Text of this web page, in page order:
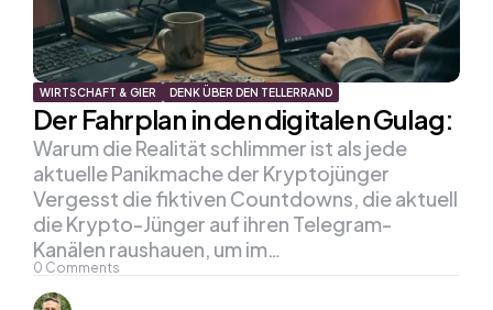
WIRTSCHAFT & GIER DENK ÜBER DEN TELLERRAND
Der Fahrplan in den digitalen Gulag:
0 Comments
Warum die Realität schlimmer ist als jede
aktuelle Panikmache der Kryptojünger
Vergesst die fiktiven Countdowns, die aktuell
die Krypto-Jünger auf ihren Telegram-
Kanälen raushauen, um im…